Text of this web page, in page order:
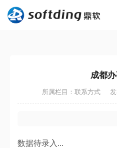
成都
所属栏目：联系方式
数据待录入...